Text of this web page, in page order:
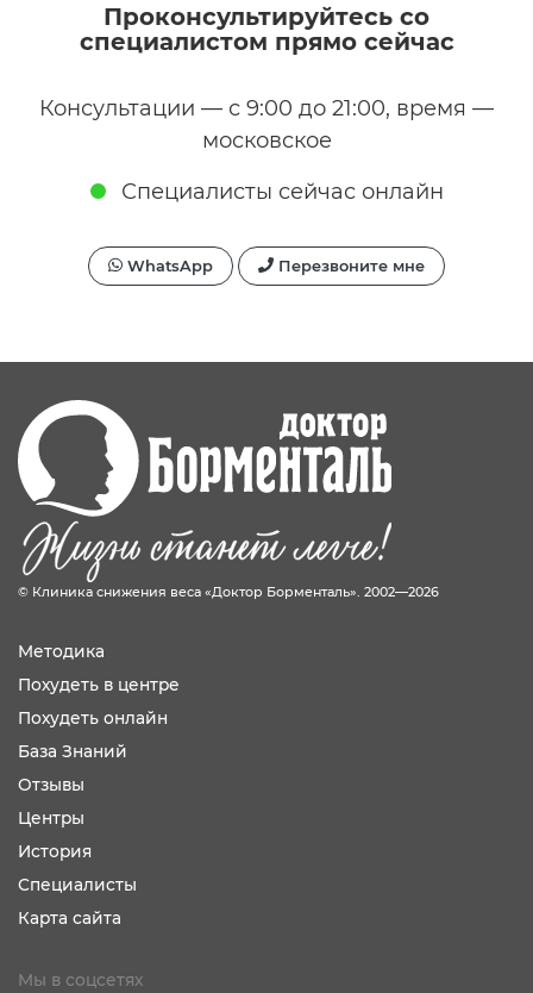
Проконсультируйтесь со
специалистом прямо сейчас
Консультации — с 9:00 до 21:00, время —
московское
Специалисты сейчас онлайн
WhatsApp Перезвоните мне
© Клиника снижения веса «Доктор Борменталь». 2002—2026
Методика
Похудеть в центре
Похудеть онлайн
База Знаний
Отзывы
Центры
История
Специалисты
Карта сайта
Мы в соцсетях